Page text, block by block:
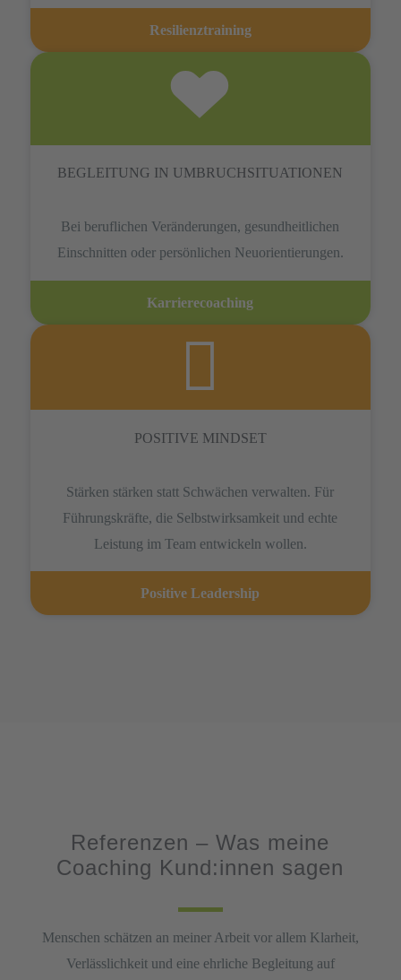
Resilienztraining
BEGLEITUNG IN UMBRUCHSITUATIONEN
Bei beruflichen Veränderungen, gesundheitlichen
Einschnitten oder persönlichen Neuorientierungen.
Karrierecoaching
POSITIVE MINDSET
Stärken stärken statt Schwächen verwalten. Für
Führungskräfte, die Selbstwirksamkeit und echte
Leistung im Team entwickeln wollen.
Positive Leadership
Referenzen – Was meine
Coaching Kund:innen sagen
Menschen schätzen an meiner Arbeit vor allem Klarheit,
Verlässlichkeit und eine ehrliche Begleitung auf